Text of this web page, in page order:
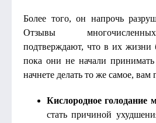
Более того, он напрочь
Отзывы
подтверждают, что в их жизни
пока они не начали
начнете делать то же самое, вам
Кислородное голодание
стать причиной